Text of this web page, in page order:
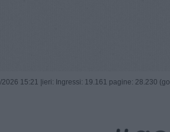
15:21 | ieri: Ingressi: 19.161 pagine: 28.230